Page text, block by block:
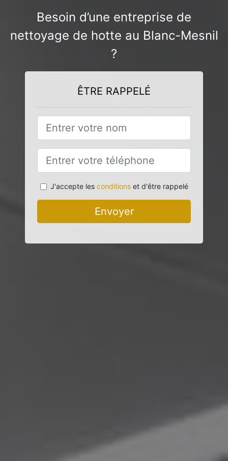
Besoin d’une entreprise de
nettoyage de hotte au Blanc-Mesnil
?
ÊTRE RAPPELÉ
J'accepte les conditionset d'être rappelé
Envoyer